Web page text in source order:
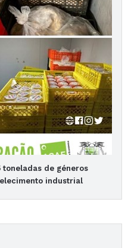
toneladas de géneros
industrial